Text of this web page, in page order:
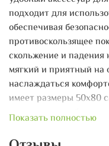
подходит для
обеспечивая
противоскользящее
скольжение и
мягкий и приятный на
наслаждаться
имеет размеры 50х80
вписаться в любое
нескольких ковриков
Показать полностью